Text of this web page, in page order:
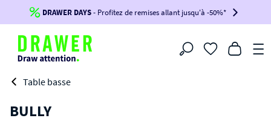
Jusqu'à-100€*sur votre commande !
BIKINI100
-voir conditions en bas de page-
DRAWER DAYS- Profitez de remises allant jusqu'à -50%*
Filtrer
Table basse
BULLY